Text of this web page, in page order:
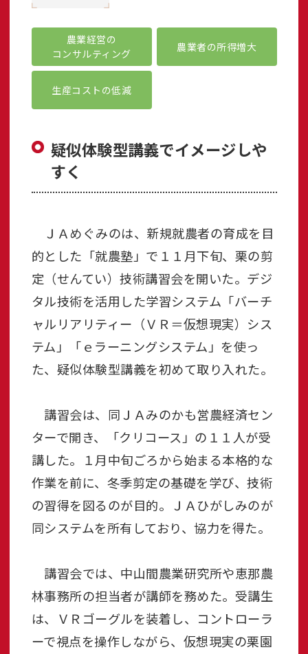
農業経営の
コンサルティング
農業者の所得増大
生産コストの低減
疑似体験型講義でイメージしや
すく
ＪＡめぐみのは、新規就農者の育成を目
的とした「就農塾」で１１月下旬、栗の剪
定（せんてい）技術講習会を開いた。デジ
タル技術を活用した学習システム「バーチ
ャルリアリティー（ＶＲ＝仮想現実）シス
テム」「ｅラーニングシステム」を使っ
た、疑似体験型講義を初めて取り入れた。
講習会は、同ＪＡみのかも営農経済セン
ターで開き、「クリコース」の１１人が受
講した。１月中旬ごろから始まる本格的な
作業を前に、冬季剪定の基礎を学び、技術
の習得を図るのが目的。ＪＡひがしみのが
同システムを所有しており、協力を得た。
講習会では、中山間農業研究所や恵那農
林事務所の担当者が講師を務めた。受講生
は、ＶＲゴーグルを装着し、コントローラ
ーで視点を操作しながら、仮想現実の栗園